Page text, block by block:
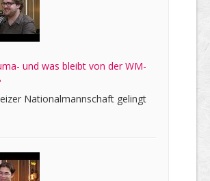
und was bleibt von der WM-
Nationalmannschaft gelingt